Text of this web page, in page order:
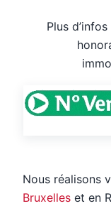
Plus
Nous réalisons
Bruxelles et en